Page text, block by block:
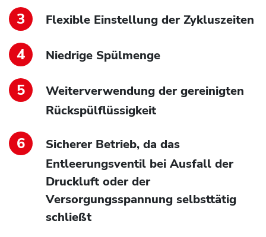
Flexible Einstellung der Zykluszeiten
Niedrige Spülmenge
Weiterverwendung der gereinigten
Rückspülflüssigkeit
Sicherer Betrieb, da das
Entleerungsventil bei Ausfall der
Druckluft oder der
Versorgungsspannung selbsttätig
schließt